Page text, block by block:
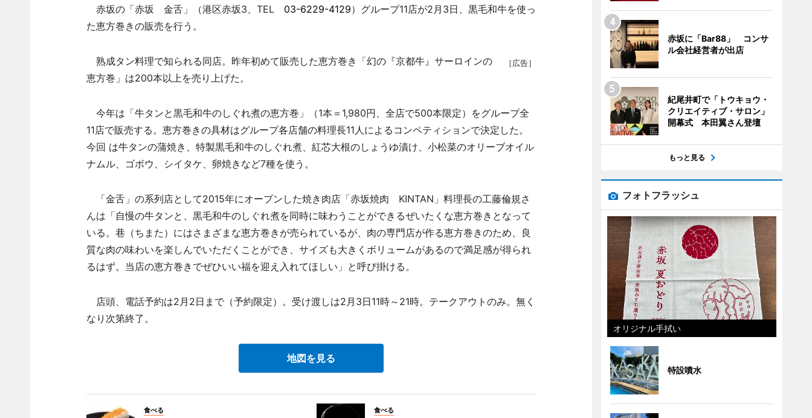
赤坂の「赤坂 金舌」（港区赤坂3、TEL 03-6229-4129）グループ11店が2月3日、黒毛和牛を使っ
た恵方巻きの販売を行う。
［広告］
熟成タン料理で知られる同店。昨年初めて販売した恵方巻き「幻の『京都牛』サーロインの
恵方巻」は200本以上を売り上げた。
今年は「牛タンと黒毛和牛のしぐれ煮の恵方巻」（1本＝1,980円、全店で500本限定）をグループ全
11店で販売する。恵方巻きの具材はグループ各店舗の料理長11人によるコンペティションで決定した。
今回 は牛タンの蒲焼き、特製黒毛和牛のしぐれ煮、紅芯大根のしょうゆ漬け、小松菜のオリーブオイル
ナムル、ゴボウ、シイタケ、卵焼きなど7種を使う。
「金舌」の系列店として2015年にオープンした焼き肉店「赤坂焼肉 KINTAN」料理長の工藤倫規さ
んは「自慢の牛タンと、黒毛和牛のしぐれ煮を同時に味わうことができるぜいたくな恵方巻きとなって
いる。巷（ちまた）にはさまざまな恵方巻きが売られているが、肉の専門店が作る恵方巻きのため、良
質な肉の味わいを楽しんでいただくことができ、サイズも大きくボリュームがあるので満足感が得られ
るはず。当店の恵方巻きでぜひいい福を迎え入れてほしい」と呼び掛ける。
店頭、電話予約は2月2日まで（予約限定）。受け渡しは2月3日11時～21時。テークアウトのみ。無く
なり次第終了。
地図を見る
食べる 食べる
赤坂に「Bar88」 コンサ
ル会社経営者が出店
紀尾井町で「トウキョウ・
クリエイティブ・サロン」
開幕式 本田翼さん登壇
もっと見る
フォトフラッシュ
オリジナル手拭い
特設噴水